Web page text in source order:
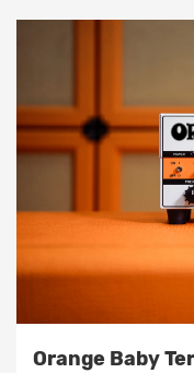
Orange Baby